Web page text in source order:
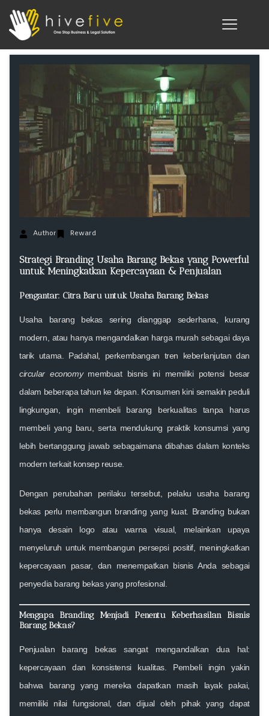
Author Reward
Strategi Branding Usaha Barang Bekas yang Powerful
untuk Meningkatkan Kepercayaan & Penjualan
Pengantar: Citra Baru untuk Usaha Barang Bekas
Usaha barang bekas sering dianggap sederhana, kurang
modern, atau hanya mengandalkan harga murah sebagai daya
tarik utama. Padahal, perkembangan tren keberlanjutan dan
circular economymembuat bisnis ini memiliki potensi besar
dalam beberapa tahun ke depan. Konsumen kini semakin peduli
lingkungan, ingin membeli barang berkualitas tanpa harus
membeli yang baru, serta mendukung praktik konsumsi yang
lebih bertanggung jawab sebagaimana dibahas dalam konteks
modern terkait konsep reuse.
Dengan perubahan perilaku tersebut, pelaku usaha barang
bekas perlu membangun branding yang kuat. Branding bukan
hanya desain logo atau warna visual, melainkan upaya
menyeluruh untuk membangun persepsi positif, meningkatkan
kepercayaan pasar, dan menempatkan bisnis Anda sebagai
penyedia barang bekas yang profesional.
Mengapa Branding Menjadi Penentu Keberhasilan Bisnis
Barang Bekas?
Penjualan barang bekas sangat mengandalkan dua hal:
kepercayaan dan konsistensi kualitas. Pembeli ingin yakin
bahwa barang yang mereka dapatkan masih layak pakai,
memiliki nilai fungsional, dan dijual oleh pihak yang dapat